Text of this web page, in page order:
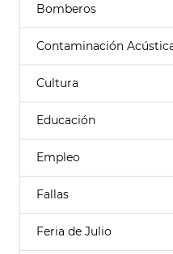
Bomberos
Contaminación
Cultura
Educación
Empleo
Fallas
Feria de Julio